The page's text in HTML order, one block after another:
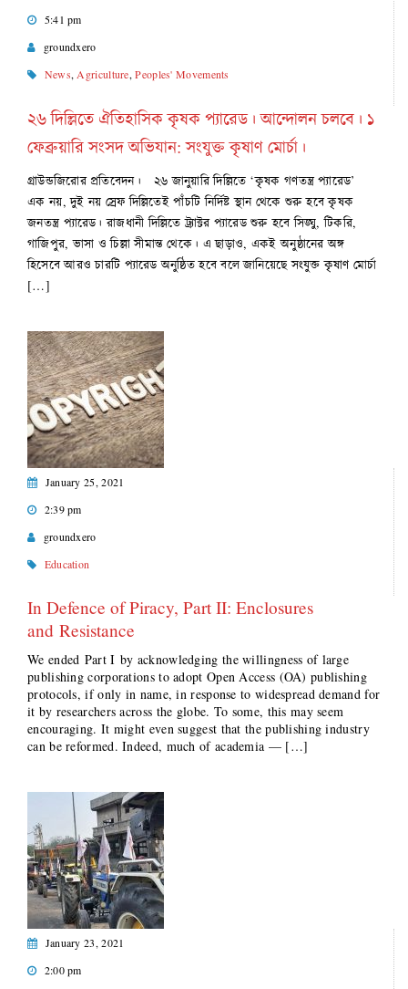
5:41 pm
groundxero
News, Agriculture,Peoples' Movements
২৬ দিল্লিতে ঐতিহাসিক কৃষক প্যারেড। আন্দোলন চলবে। ১
ফেব্রুয়ারি সংসদ অভিযান: সংযুক্ত কৃষাণ মোর্চা।
গ্রাউন্ডজিরোর প্রতিবেদন। ২৬ জানুয়ারি দিল্লিতে ‘কৃষক গণতন্ত্র প্যারেড’
এক নয়, দুই নয় স্রেফ দিল্লিতেই পাঁচটি নির্দিষ্ট স্থান থেকে শুরু হবে কৃষক
জনতন্ত্র প্যারেড। রাজধানী দিল্লিতে ট্র‍্যাক্টর প্যারেড শুরু হবে সিঙ্ঘু, টিকরি,
গাজিপুর, ভাসা ও চিল্লা সীমান্ত থেকে। এ ছাড়াও, একই অনুষ্ঠানের অঙ্গ
হিসেবে আরও চারটি প্যারেড অনুষ্ঠিত হবে বলে জানিয়েছে সংযুক্ত কৃষাণ মোর্চা
[…]
January 25, 2021
2:39 pm
groundxero
Education
In Defence of Piracy, Part II: Enclosures
and Resistance
We ended Part I by acknowledging the willingness of large
publishing corporations to adopt Open Access (OA) publishing
protocols, if only in name, in response to widespread demand for
it by researchers across the globe. To some, this may seem
encouraging. It might even suggest that the publishing industry
can be reformed. Indeed, much of academia — […]
January 23, 2021
2:00 pm